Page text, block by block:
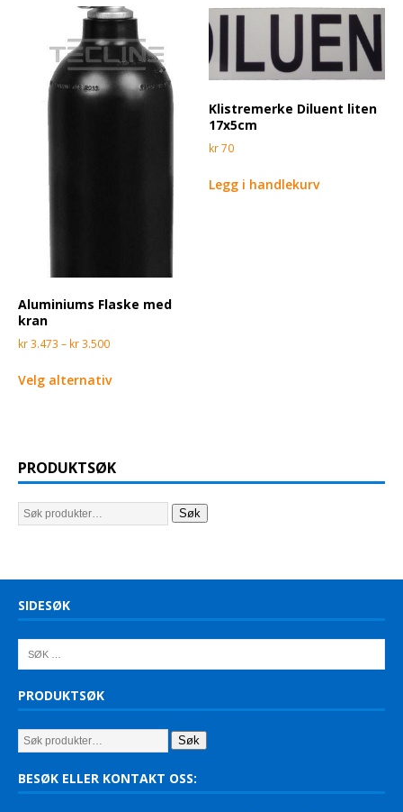
Aluminiums Flaske med
kran
kr3.473 – kr3.500
Velg alternativ
Klistremerke Diluent liten
17x5cm
kr70
Legg i handlekurv
PRODUKTSØK
Søk
SIDESØK
PRODUKTSØK
Søk
BESØK ELLER KONTAKT OSS: